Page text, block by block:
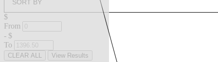
SORT BY
$
From
- $
To
CLEAR ALL View Results